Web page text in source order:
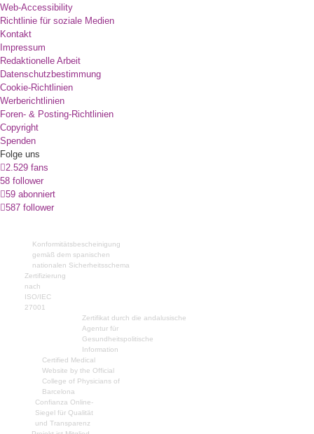
Web-Accessibility
Richtlinie für soziale Medien
Kontakt
Impressum
Redaktionelle Arbeit
Datenschutzbestimmung
Cookie-Richtlinien
Werberichtlinien
Foren- & Posting-Richtlinien
Copyright
Spenden
Folge uns
2.529 fans
58 follower
59 abonniert
587 follower
Konformitätsbescheinigung
gemäß dem spanischen
nationalen Sicherheitsschema
Zertifizierung
nach
ISO/IEC
27001
Zertifikat durch die andalusische
Agentur für
Gesundheitspolitische
Information
Certified Medical
Website by the Official
College of Physicians of
Barcelona
Confianza Online-
Siegel für Qualität
und Transparenz